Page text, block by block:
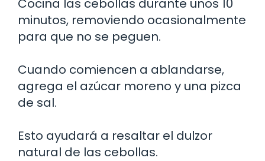
Cocina las cebollas durante unos 10
minutos, removiendo ocasionalmente
para que no se peguen.
Cuando comiencen a ablandarse,
agrega el azúcar moreno y una pizca
de sal.
Esto ayudará a resaltar el dulzor
natural de las cebollas.